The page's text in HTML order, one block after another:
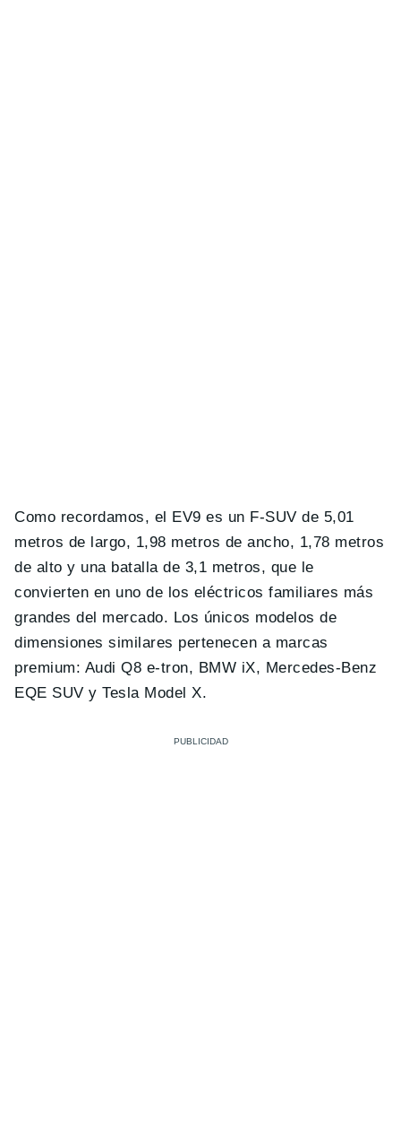
Como recordamos, el EV9 es un F-SUV de 5,01
metros de largo, 1,98 metros de ancho, 1,78 metros
de alto y una batalla de 3,1 metros, que le
convierten en uno de los eléctricos familiares más
grandes del mercado. Los únicos modelos de
dimensiones similares pertenecen a marcas
premium: Audi Q8 e-tron, BMW iX, Mercedes-Benz
EQE SUV y Tesla Model X.